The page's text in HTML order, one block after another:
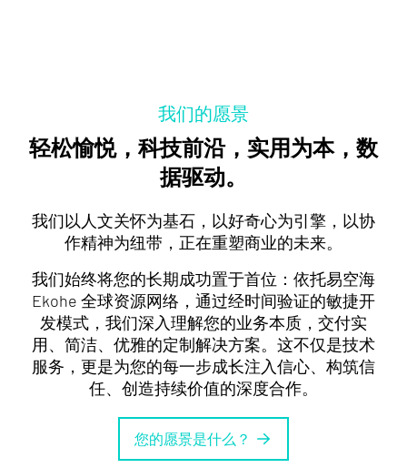
我们的愿景
轻松愉悦，科技前沿，实用为本，数
据驱动。
我们以人文关怀为基石，以好奇心为引擎，以协
作精神为纽带，正在重塑商业的未来。
我们始终将您的长期成功置于首位：依托易空海
Ekohe 全球资源网络，通过经时间验证的敏捷开
发模式，我们深入理解您的业务本质，交付实
用、简洁、优雅的定制解决方案。这不仅是技术
服务，更是为您的每一步成长注入信心、构筑信
任、创造持续价值的深度合作。
您的愿景是什么？